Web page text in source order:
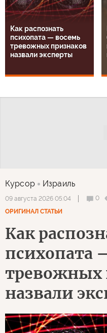
Как распознать
психопата — восемь
тревожных признаков
назвали эксперты
Курсор Израиль
09 августа 2026 05:04 0
ОРИГИНАЛ СТАТЬИ
Как
психопата
тревожных
назвали